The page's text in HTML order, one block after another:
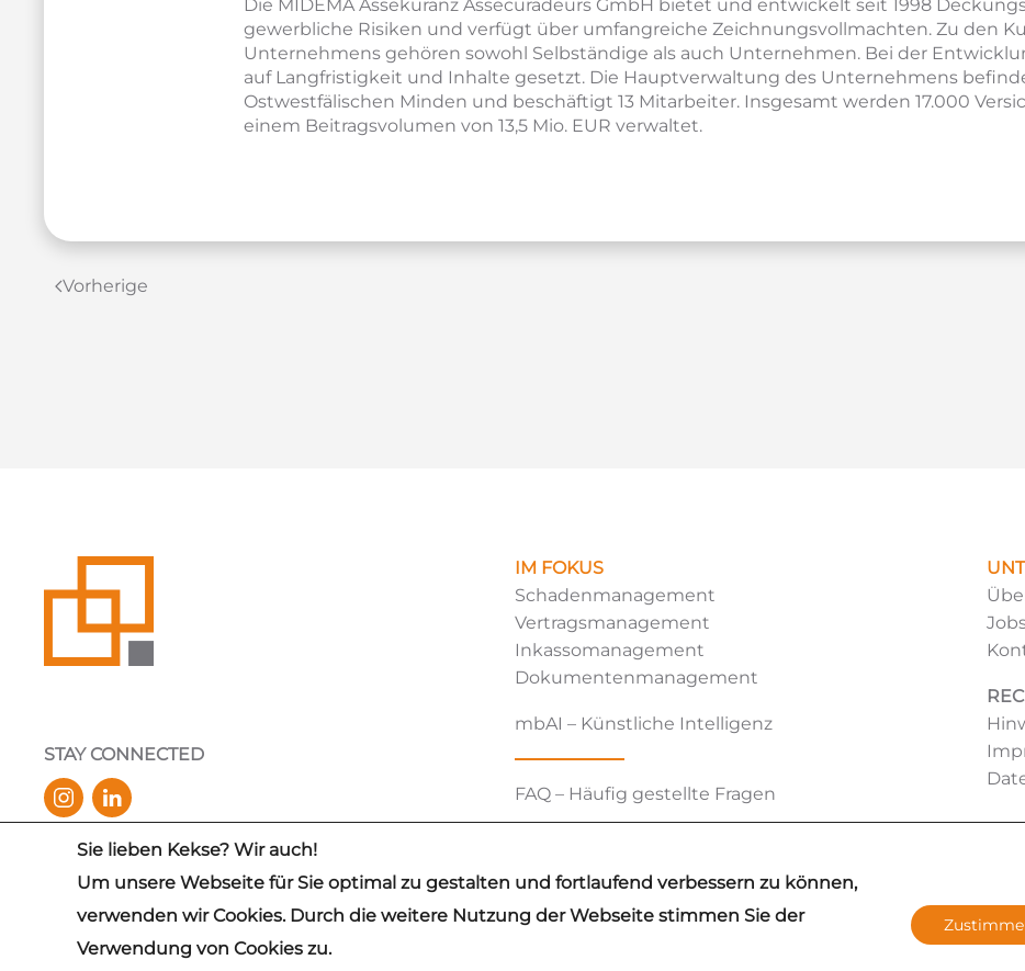
Die MIDEMA Assekuranz Assecuradeurs GmbH bietet und entwickelt seit 1998
gewerbliche Risiken und verfügt über umfangreiche Zeichnungsvollmachten. Zu den
Unternehmens gehören sowohl Selbständige als auch Unternehmen. Bei der
auf Langfristigkeit und Inhalte gesetzt. Die Hauptverwaltung des Unternehmens
Ostwestfälischen Minden und beschäftigt 13 Mitarbeiter. Insgesamt werden 17.000
einem Beitragsvolumen von 13,5 Mio. EUR verwaltet.
Vorherige
STAY CONNECTED
IM FOKUS
Schadenmanagement
Vertragsmanagement
Inkassomanagement
Dokumentenmanagement
mbAI – Künstliche Intelligenz
FAQ – Häufig gestellte Fragen
IDW PS 880 CERTIFIED
© 2026 mb Support GmbH
Hinweis: Aus Gründen der besseren Lesbarkeit wird auf die gleichzeitige Verwendung der Sprachformen männlich, weiblich und divers
Sie lieben Kekse? Wir auch!
Um unsere Webseite für Sie optimal zu gestalten und fortlaufend verbessern zu können,
verwenden wir Cookies. Durch die weitere Nutzung der Webseite stimmen Sie der
Verwendung von Cookies zu.